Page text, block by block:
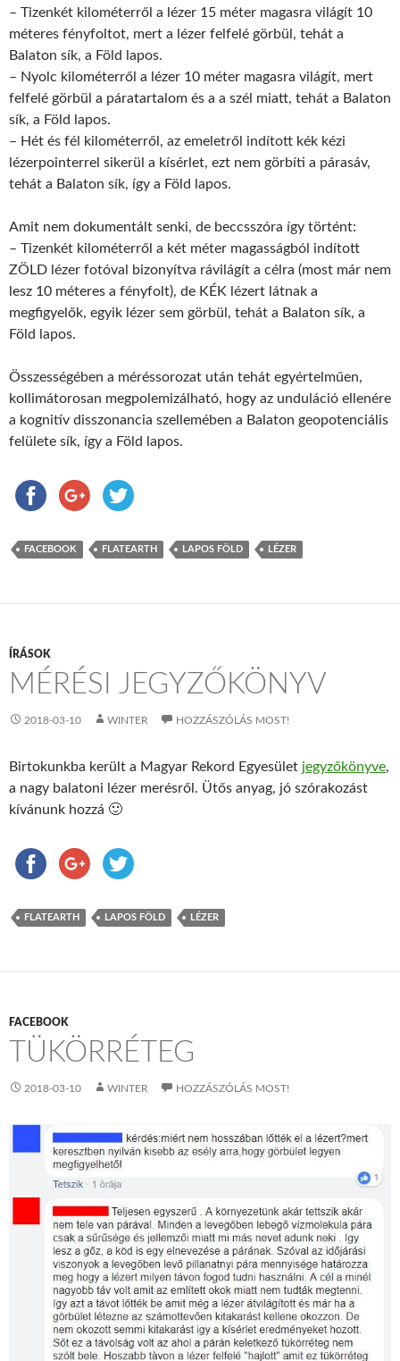
– Tizenkét kilométerről a lézer 15 méter magasra világít 10
méteres fényfoltot, mert a lézer felfelé görbül, tehát a
Balaton sík, a Föld lapos.
– Nyolc kilométerről a lézer 10 méter magasra világít, mert
felfelé görbül a páratartalom és a a szél miatt, tehát a Balaton
sík, a Föld lapos.
– Hét és fél kilométerről, az emeletről indított kék kézi
lézerpointerrel sikerül a kísérlet, ezt nem görbíti a párasáv,
tehát a Balaton sík, így a Föld lapos.
Amit nem dokumentált senki, de beccsszóra így történt:
– Tizenkét kilométerről a két méter magasságból indított
ZÖLD lézer fotóval bizonyítva rávilágít a célra (most már nem
lesz 10 méteres a fényfolt), de KÉK lézert látnak a
megfigyelők, egyik lézer sem görbül, tehát a Balaton sík, a
Föld lapos.
Összességében a méréssorozat után tehát egyértelműen,
kollimátorosan megpolemizálható, hogy az unduláció ellenére
a kognitív disszonancia szellemében a Balaton geopotenciális
felülete sík, így a Föld lapos.
FACEBOOK FLATEARTH LAPOS FÖLD LÉZER
ÍRÁSOK
MÉRÉSI JEGYZŐKÖNYV
2018-03-10 WINTER HOZZÁSZÓLÁS MOST!
Birtokunkba került a Magyar Rekord Egyesület jegyzőkönyve,
a nagy balatoni lézer merésről. Ütős anyag, jó szórakozást
kívánunk hozzá 🙂
FLATEARTH LAPOS FÖLD LÉZER
FACEBOOK
TÜKÖRRÉTEG
2018-03-10 WINTER HOZZÁSZÓLÁS MOST!